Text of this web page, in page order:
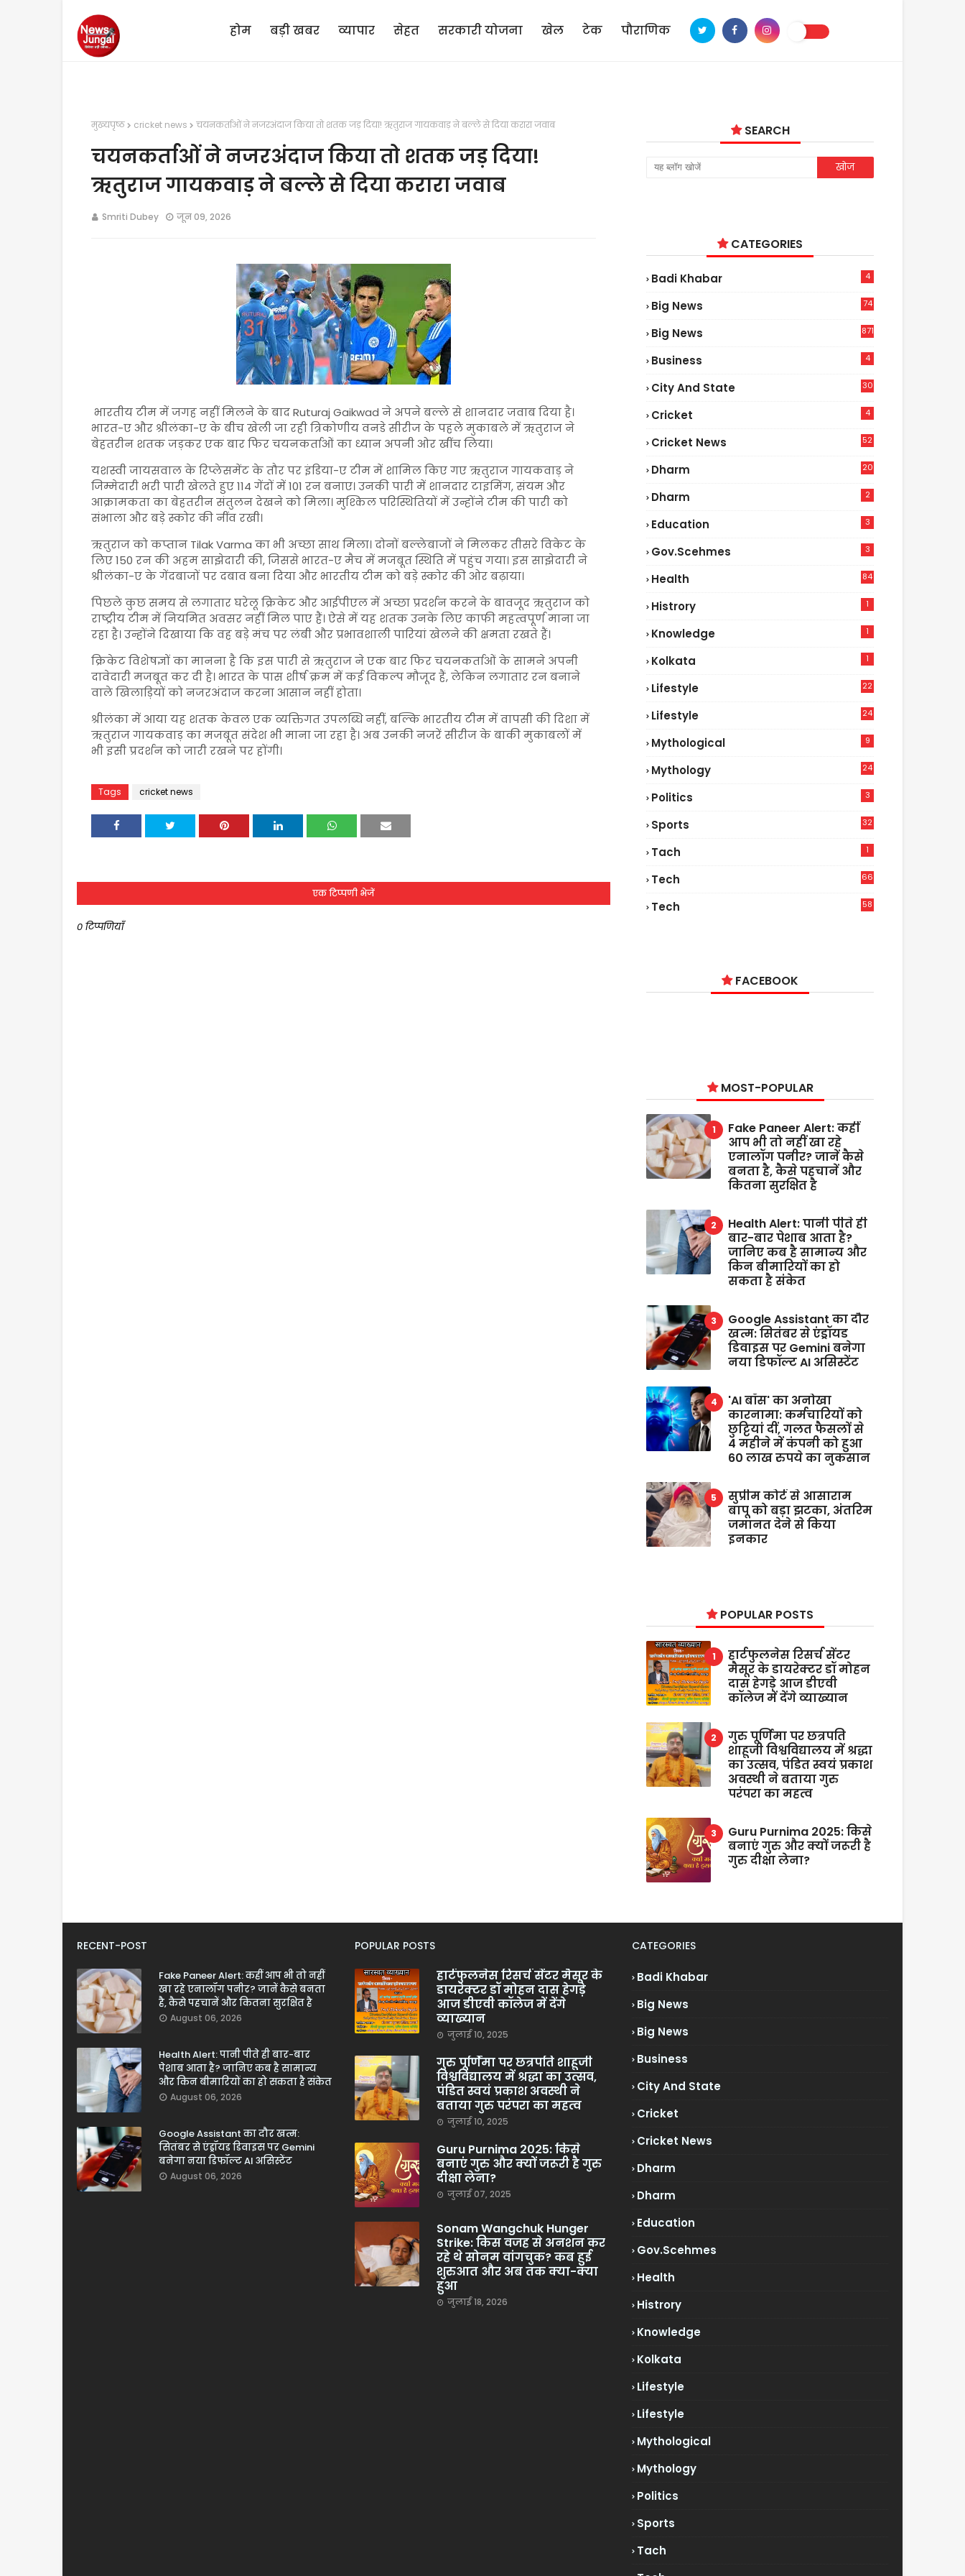
होम बड़ी खबर व्यापार सेहत सरकारी योजना खेल टेक पौराणिक
मुख्यपृष्ठ cricket news चयनकर्ताओं ने नजरअंदाज किया तो शतक जड़ दिया! ऋतुराज गायकवाड़ ने बल्ले से दिया करारा जवाब
चयनकर्ताओं ने नजरअंदाज किया तो शतक जड़ दिया!
ऋतुराज गायकवाड़ ने बल्ले से दिया करारा जवाब
Smriti Dubey जून 09, 2026
भारतीय टीम में जगह नहीं मिलने के बाद Ruturaj Gaikwad ने अपने बल्ले से शानदार जवाब दिया है।
भारत-ए और श्रीलंका-ए के बीच खेली जा रही त्रिकोणीय वनडे सीरीज के पहले मुकाबले में ऋतुराज ने
बेहतरीन शतक जड़कर एक बार फिर चयनकर्ताओं का ध्यान अपनी ओर खींच लिया।
यशस्वी जायसवाल के रिप्लेसमेंट के तौर पर इंडिया-ए टीम में शामिल किए गए ऋतुराज गायकवाड़ ने
जिम्मेदारी भरी पारी खेलते हुए 114 गेंदों में 101 रन बनाए। उनकी पारी में शानदार टाइमिंग, संयम और
आक्रामकता का बेहतरीन संतुलन देखने को मिला। मुश्किल परिस्थितियों में उन्होंने टीम की पारी को
संभाला और बड़े स्कोर की नींव रखी।
ऋतुराज को कप्तान Tilak Varma का भी अच्छा साथ मिला। दोनों बल्लेबाजों ने मिलकर तीसरे विकेट के
लिए 150 रन की अहम साझेदारी की, जिससे भारत-ए मैच में मजबूत स्थिति में पहुंच गया। इस साझेदारी ने
श्रीलंका-ए के गेंदबाजों पर दबाव बना दिया और भारतीय टीम को बड़े स्कोर की ओर बढ़ाया।
पिछले कुछ समय से लगातार घरेलू क्रिकेट और आईपीएल में अच्छा प्रदर्शन करने के बावजूद ऋतुराज को
राष्ट्रीय टीम में नियमित अवसर नहीं मिल पाए हैं। ऐसे में यह शतक उनके लिए काफी महत्वपूर्ण माना जा
रहा है। उन्होंने दिखाया कि वह बड़े मंच पर लंबी और प्रभावशाली पारियां खेलने की क्षमता रखते हैं।
क्रिकेट विशेषज्ञों का मानना है कि इस पारी से ऋतुराज ने एक बार फिर चयनकर्ताओं के सामने अपनी
दावेदारी मजबूत कर दी है। भारत के पास शीर्ष क्रम में कई विकल्प मौजूद हैं, लेकिन लगातार रन बनाने
वाले खिलाड़ियों को नजरअंदाज करना आसान नहीं होता।
श्रीलंका में आया यह शतक केवल एक व्यक्तिगत उपलब्धि नहीं, बल्कि भारतीय टीम में वापसी की दिशा में
ऋतुराज गायकवाड़ का मजबूत संदेश भी माना जा रहा है। अब उनकी नजरें सीरीज के बाकी मुकाबलों में
भी इसी प्रदर्शन को जारी रखने पर होंगी।
Tags cricket news
एक टिप्पणी भेजें
0 टिप्पणियाँ
SEARCH
CATEGORIES
Badi Khabar 4
Big News
74
Big News 871
Business 4
City And State 30
Cricket 4
Cricket News
52
Dharm 20
Dharm 2
Education 3
Gov.scehmes 3
Health
84
Histrory 1
Knowledge 1
Kolkata 1
Lifestyle
22
Lifestyle
24
Mythological 9
Mythology 24
Politics 3
Sports 32
Tach 1
Tech
66
Tech
58
FACEBOOK
MOST-POPULAR
Fake Paneer Alert: कहीं
आप भी तो नहीं खा रहे
एनालॉग पनीर? जानें कैसे
बनता है, कैसे पहचानें और
कितना सुरक्षित है
Health Alert: पानी पीते ही
बार-बार पेशाब आता है?
जानिए कब है सामान्य और
किन बीमारियों का हो
सकता है संकेत
Google Assistant का दौर
खत्म: सितंबर से एंड्रॉयड
डिवाइस पर Gemini बनेगा
नया डिफॉल्ट AI असिस्टेंट
'AI बॉस' का अनोखा
कारनामा: कर्मचारियों को
छुट्टियां दीं, गलत फैसलों से
4 महीने में कंपनी को हुआ
60 लाख रुपये का नुकसान
सुप्रीम कोर्ट से आसाराम
बापू को बड़ा झटका, अंतरिम
जमानत देने से किया
इनकार
POPULAR POSTS
हार्टफुलनेस रिसर्च सेंटर
मैसूर के डायरेक्टर डॉ मोहन
दास हेगड़े आज डीएवी
कॉलेज में देंगे व्याख्यान
गुरु पूर्णिमा पर छत्रपति
शाहूजी विश्वविद्यालय में श्रद्धा
का उत्सव, पंडित स्वयं प्रकाश
अवस्थी ने बताया गुरु
परंपरा का महत्व
Guru Purnima 2025: किसे
बनाएं गुरु और क्यों जरूरी है
गुरु दीक्षा लेना?
RECENT-POST
Fake Paneer Alert: कहीं आप भी तो नहीं
खा रहे एनालॉग पनीर? जानें कैसे बनता
है, कैसे पहचानें और कितना सुरक्षित है
August 06, 2026
Health Alert: पानी पीते ही बार-बार
पेशाब आता है? जानिए कब है सामान्य
और किन बीमारियों का हो सकता है संकेत
August 06, 2026
Google Assistant का दौर खत्म:
सितंबर से एंड्रॉयड डिवाइस पर Gemini
बनेगा नया डिफॉल्ट AI असिस्टेंट
August 06, 2026
POPULAR POSTS
हार्टफुलनेस रिसर्च सेंटर मैसूर के
डायरेक्टर डॉ मोहन दास हेगड़े
आज डीएवी कॉलेज में देंगे
व्याख्यान
जुलाई 10, 2025
गुरु पूर्णिमा पर छत्रपति शाहूजी
विश्वविद्यालय में श्रद्धा का उत्सव,
पंडित स्वयं प्रकाश अवस्थी ने
बताया गुरु परंपरा का महत्व
जुलाई 10, 2025
Guru Purnima 2025: किसे
बनाएं गुरु और क्यों जरूरी है गुरु
दीक्षा लेना?
जुलाई 07, 2025
Sonam Wangchuk Hunger
Strike: किस वजह से अनशन कर
रहे थे सोनम वांगचुक? कब हुई
शुरुआत और अब तक क्या-क्या
हुआ
जुलाई 18, 2026
CATEGORIES
Badi Khabar
Big News
Big News
Business
City And State
Cricket
Cricket News
Dharm
Dharm
Education
Gov.scehmes
Health
Histrory
Knowledge
Kolkata
Lifestyle
Lifestyle
Mythological
Mythology
Politics
Sports
Tach